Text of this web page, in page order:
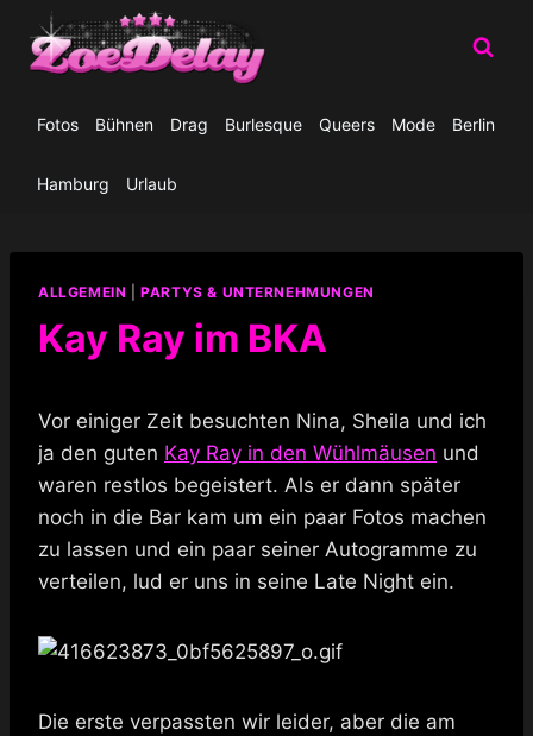
Inhalt
springen
Fotos Bühnen Drag Burlesque Queers Mode Berlin
Hamburg Urlaub
ALLGEMEIN |PARTYS & UNTERNEHMUNGEN
Kay Ray im BKA
Vor einiger Zeit besuchten Nina, Sheila und ich
ja den guten Kay Ray in den Wühlmäusen und
waren restlos begeistert. Als er dann später
noch in die Bar kam um ein paar Fotos machen
zu lassen und ein paar seiner Autogramme zu
verteilen, lud er uns in seine Late Night ein.
Die erste verpassten wir leider, aber die am